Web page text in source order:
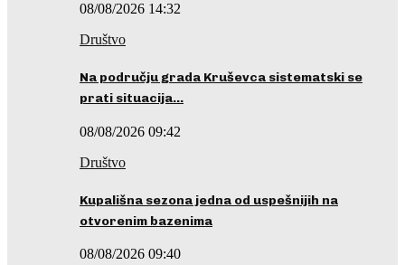
08/08/2026 14:32
Društvo
Na području grada Kruševca sistematski se
prati situacija…
08/08/2026 09:42
Društvo
Kupališna sezona jedna od uspešnijih na
otvorenim bazenima
08/08/2026 09:40